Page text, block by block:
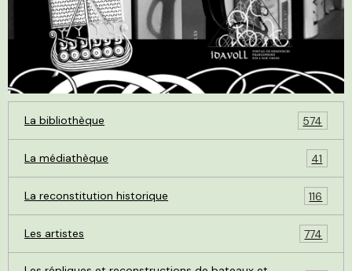
La bibliothèque 574
La médiathèque 41
La reconstitution historique 116
Les artistes 774